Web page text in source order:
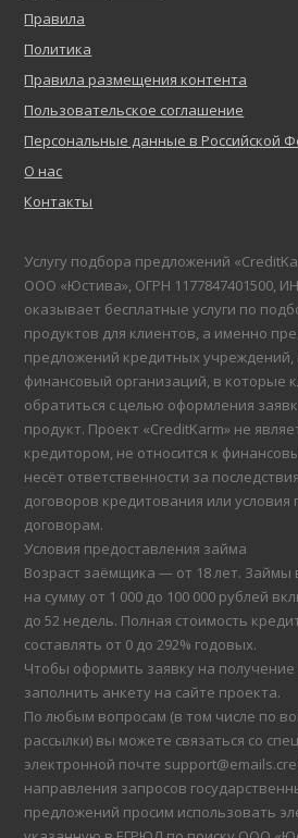
Правила
Политика
Правила размещения контента
Пользовательское соглашение
Персональные данные в Российской
О нас
Контакты
Услугу подбора предложений
ООО «Юстива», ОГРН 1177847401500,
оказывает бесплатные услуги по
продуктов для клиентов, а именно
предложений кредитных учреждений,
финансовый организаций, в которые
обратиться с целью оформления
продукт. Проект «CreditKarm» не
кредитором, не относится к
несёт ответственности за
договоров кредитования или
договорам.
Условия предоставления займа
Возраст заёмщика — от 18 лет.
на сумму от 1 000 до 100 000 рублей
до 52 недель. Полная стоимость
составлять от 0 до 292% годовых.
Чтобы оформить заявку на
заполнить анкету на сайте проекта.
По любым вопросам (в том числе по
рассылки) вы можете связаться со
электронной почте
направления запросов
предложений просим использовать